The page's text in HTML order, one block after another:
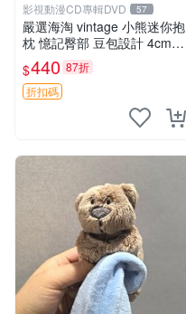
影視動漫CD專輯DVD 57
嚴選海淘 vintage 小熊迷你抱
枕 憶記臀部 豆包設計 4cm
高 推薦收藏 迷你豆包小熊、
高臀部、豆袋抱枕
$440 87折
折扣碼